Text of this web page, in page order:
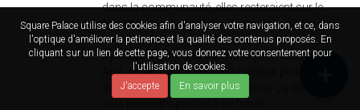
Square Palace utilise des cookies afin d'analyser votre navigation, et ce, dans
l'optique d'améliorer la petinence et la qualité des contenus proposés. En
cliquant sur un lien de cette page, vous donnez votre consentement pour
l'utilisation de cookies.
J'accepte
En savoir plus
dans la communauté, elles resteraient sur le
forum.
Il y a aussi le forum, administré et modérée par
AmL seule. L'ambiance est quelque peu altéré par
des querelles mais bon ... mettons ça de côté. Je